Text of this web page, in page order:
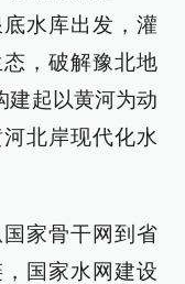
水库出发，灌
，破解豫北地
建起以黄河为动
北岸现代化水
家骨干网到省
国家水网建设